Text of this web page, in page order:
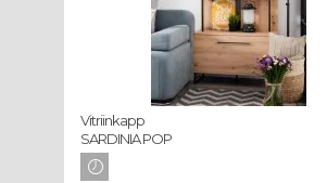
Vitriinkapp
SARDINIA POP